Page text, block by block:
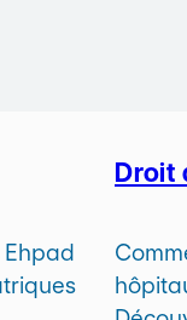
Ehpad
Droit